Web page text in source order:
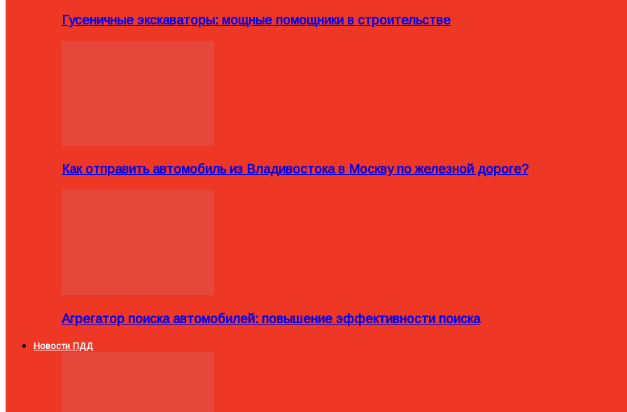
Гусеничные экскаваторы: мощные помощники в строительстве
Как отправить автомобиль из Владивостока в Москву по железной дороге?
Агрегатор поиска автомобилей: повышение эффективности поиска
Новости ПДД